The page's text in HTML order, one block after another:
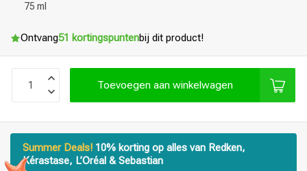
75 ml
Ontvang51 kortingspuntenbij dit product!
Toevoegen aan winkelwagen
Summer Deals! 10% korting op alles van Redken,
Kérastase, L’Oréal & Sebastian